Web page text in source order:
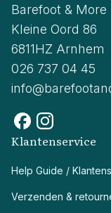
Barefoot & More
Kleine Oord 86
6811HZ Arnhem
026 737 04 45
Klantenservice
Help Guide /
Verzenden &